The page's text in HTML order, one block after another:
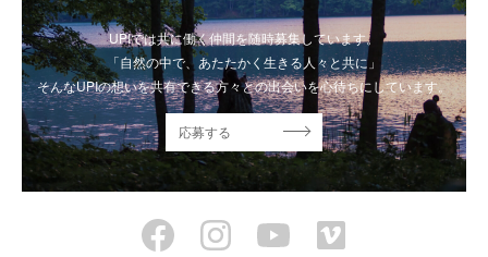
UPIでは共に働く仲間を随時募集しています。
「自然の中で、あたたかく生きる人々と共に」
そんなUPIの想いを共有できる方々との出会いを心待ちにしています。
応募する